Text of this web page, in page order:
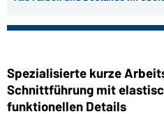
Spezialisierte kurze
Schnittführung mit
funktionellen Details